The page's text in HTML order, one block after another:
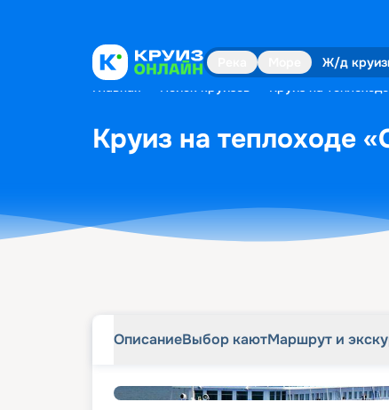
Ж/д
Главная Поиск круизов Круиз на
Круиз на теплоходе
ОписаниеВыбор каютМаршрут и